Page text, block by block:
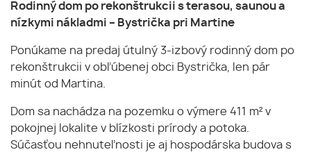
Rodinný dom po rekonštrukcii s terasou, saunou a
nízkymi nákladmi – Bystrička pri Martine
Ponúkame na predaj útulný 3-izbový rodinný dom po
rekonštrukcii v obľúbenej obci Bystrička, len pár
minút od Martina.
Dom sa nachádza na pozemku o výmere 411 m² v
pokojnej lokalite v blízkosti prírody a potoka.
Súčasťou nehnuteľnosti je aj hospodárska budova s